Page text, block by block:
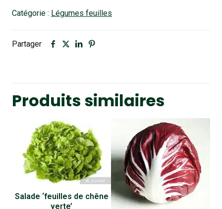
'feuilles
chêne
Catégorie : Légumes feuilles
Partager
Produits similaires
Salade ‘feuilles de chêne
verte’